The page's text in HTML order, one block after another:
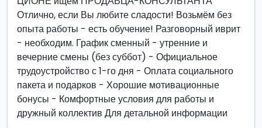
Отлично, если Вы любите сладости! Возьмём без
опыта работы - есть обучение! Разговорный иврит
- необходим. График сменный - утренние и
вечерние смены (без суббот) - Официальное
трудоустройство с 1-го дня - Оплата социального
пакета и подарков - Хорошие мотивационные
бонусы - Комфортные условия для работы и
дружный коллектив Для детальной информации